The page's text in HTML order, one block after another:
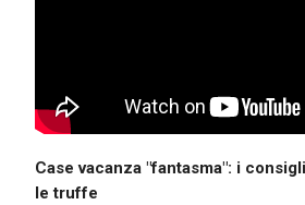
Case vacanza "fantasma": i
le truffe